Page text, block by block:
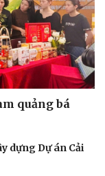
quảng bá
dựng Dự án Cải